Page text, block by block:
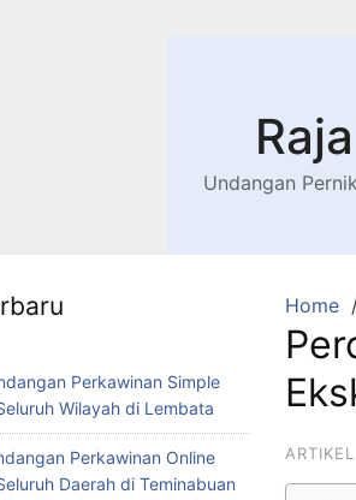
Undangan
Home
ARTIKEL
Perkawinan Simple
Wilayah di Lembata
Perkawinan Online
Daerah di Teminabuan